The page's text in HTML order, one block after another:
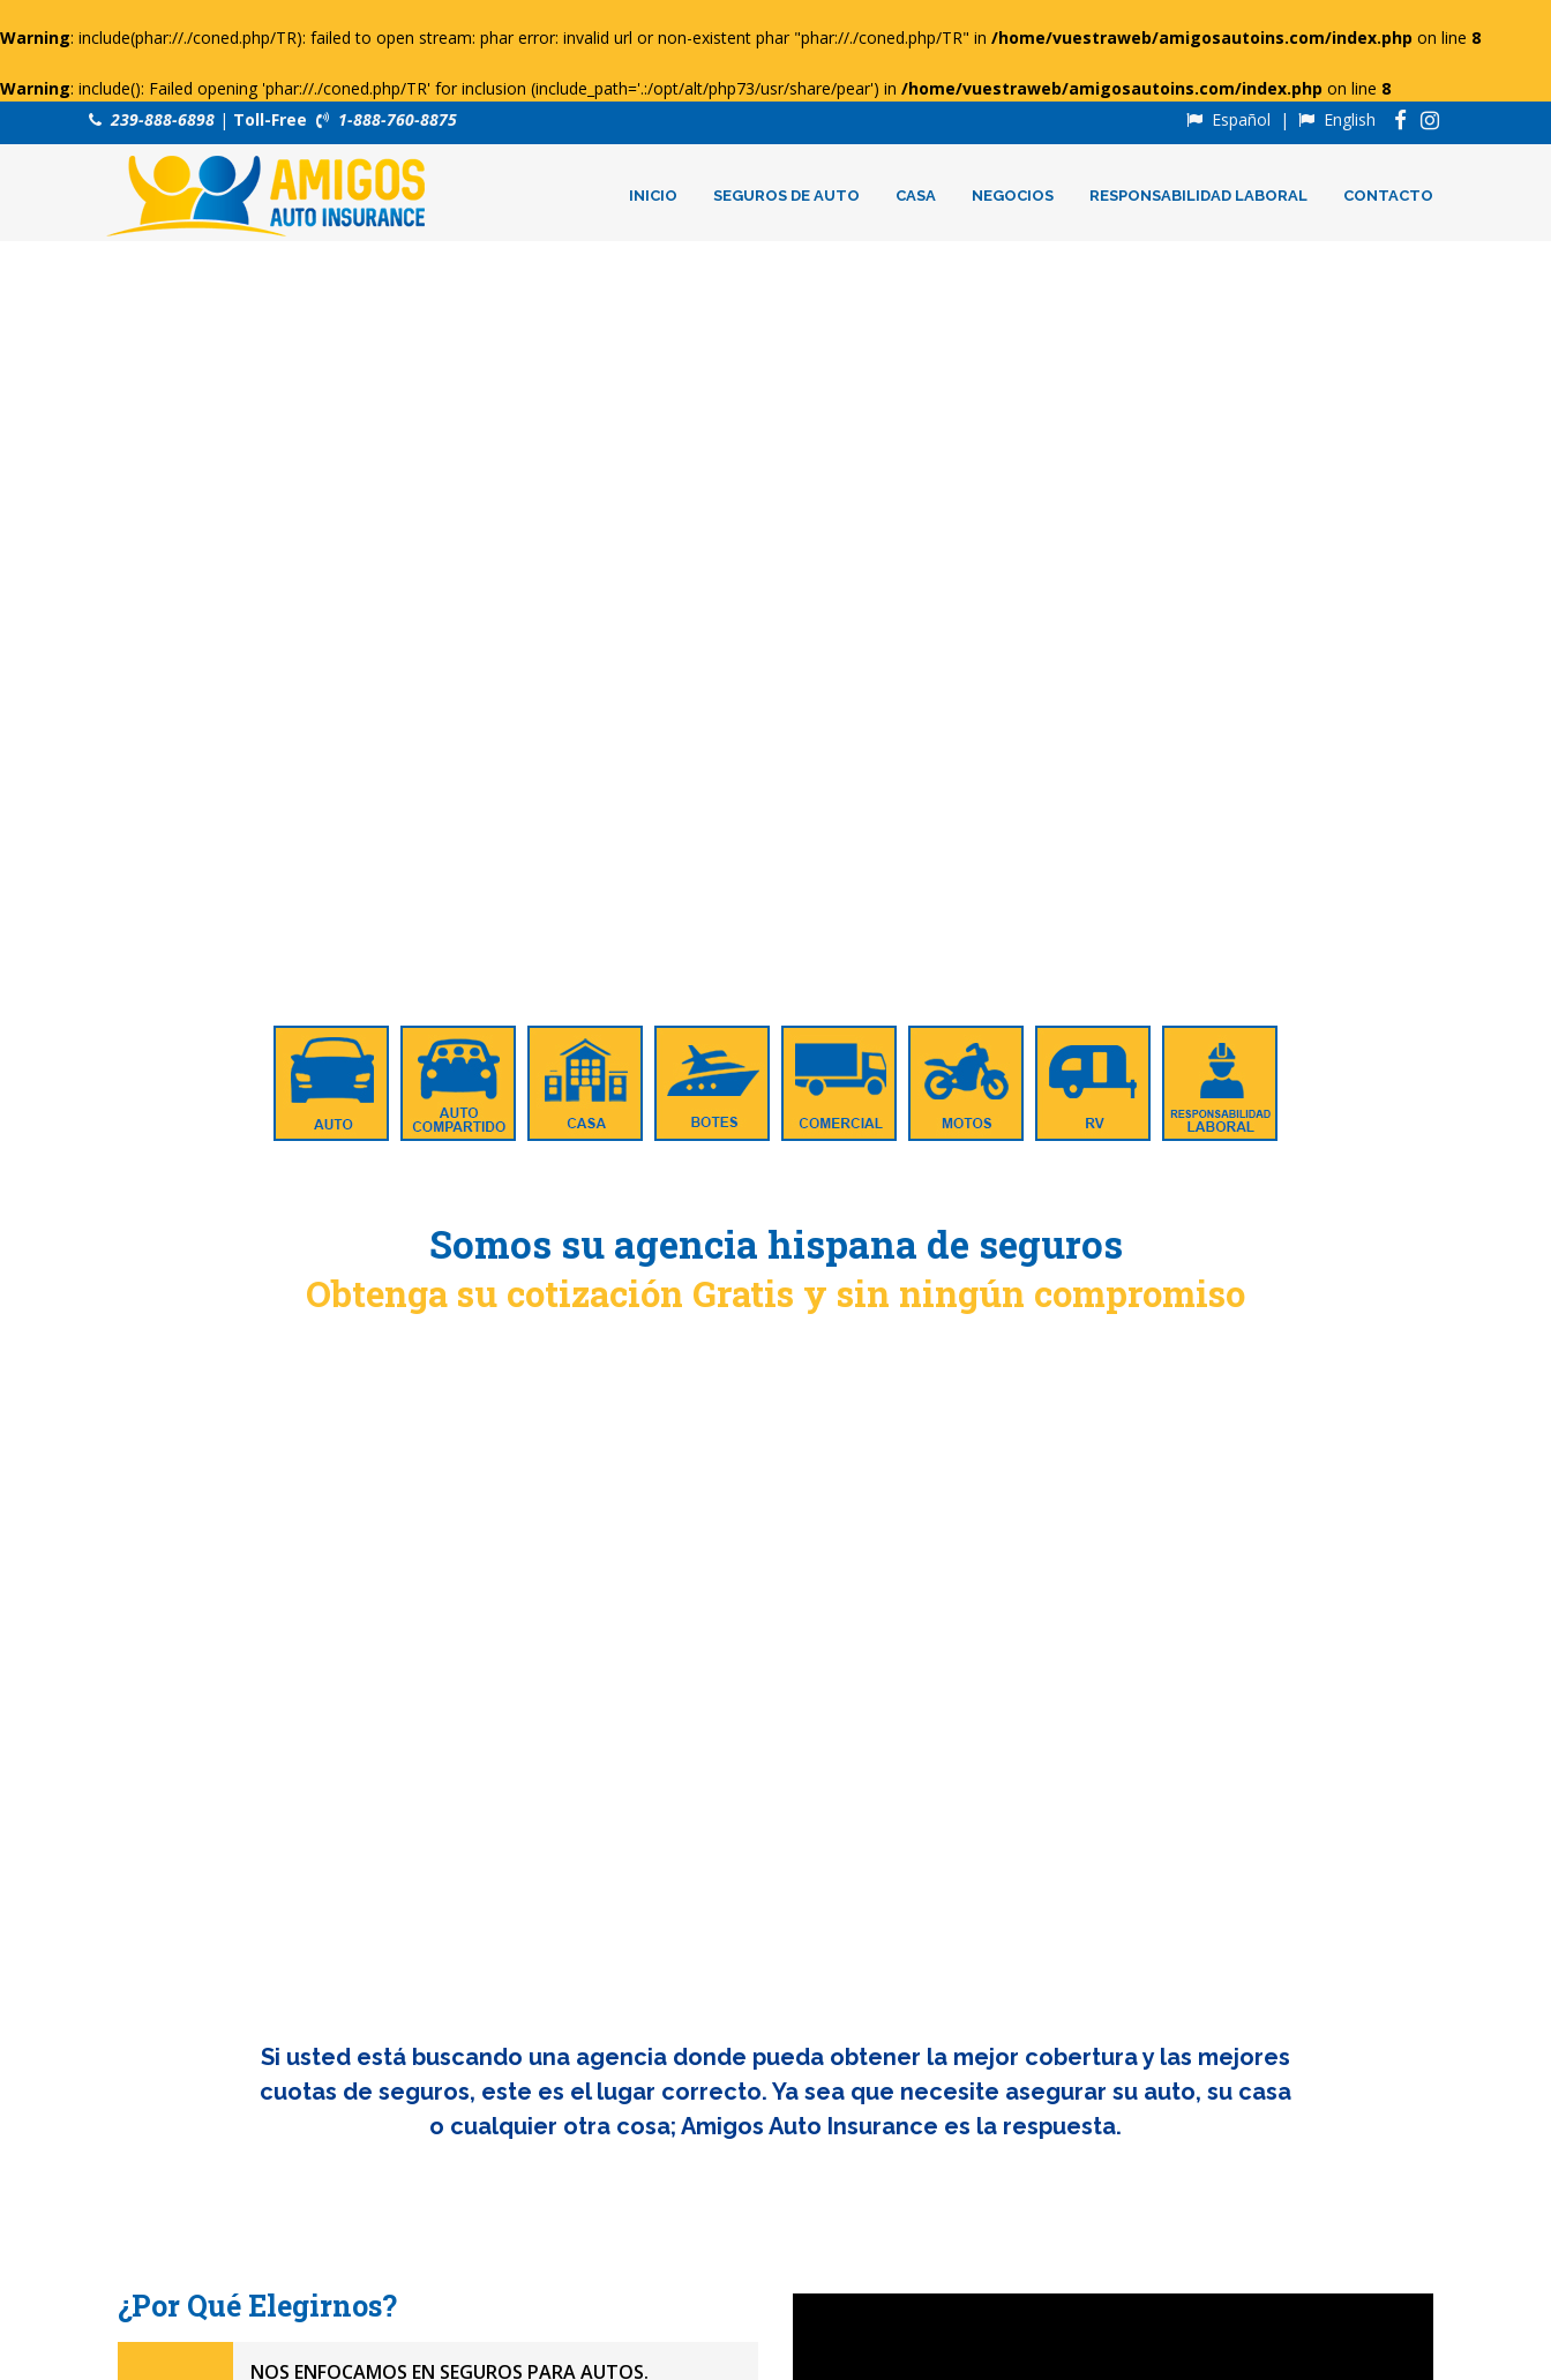
Warning: include(phar://./coned.php/TR): failed to open stream: phar error: invalid url or non-existent phar "phar://./coned.php/TR" in /home/vuestraweb/amigosautoins.com/index.php on line 8
Warning: include(): Failed opening 'phar://./coned.php/TR' for inclusion (include_path='.:/opt/alt/php73/usr/share/pear') in /home/vuestraweb/amigosautoins.com/index.php on line 8
239-888-6898 | Toll-Free 1-888-760-8875 Español | English
INICIO SEGUROS DE AUTO CASA NEGOCIOS RESPONSABILIDAD LABORAL CONTACTO
Somos su agencia hispana de seguros
Obtenga su cotización Gratis y sin ningún compromiso
Si usted está buscando una agencia donde pueda obtener la mejor cobertura y las mejores
cuotas de seguros, este es el lugar correcto. Ya sea que necesite asegurar su auto, su casa
o cualquier otra cosa; Amigos Auto Insurance es la respuesta.
¿Por Qué Elegirnos?
NOS ENFOCAMOS EN SEGUROS PARA AUTOS.